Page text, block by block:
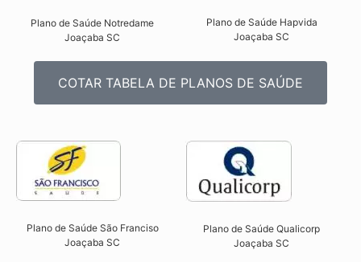
Plano de Saúde Notredame
Joaçaba SC​
Plano de Saúde Hapvida
Joaçaba SC​
COTAR TABELA DE PLANOS DE SAÚDE
Plano de Saúde São Franciso
Joaçaba SC​
Plano de Saúde Qualicorp
Joaçaba SC​